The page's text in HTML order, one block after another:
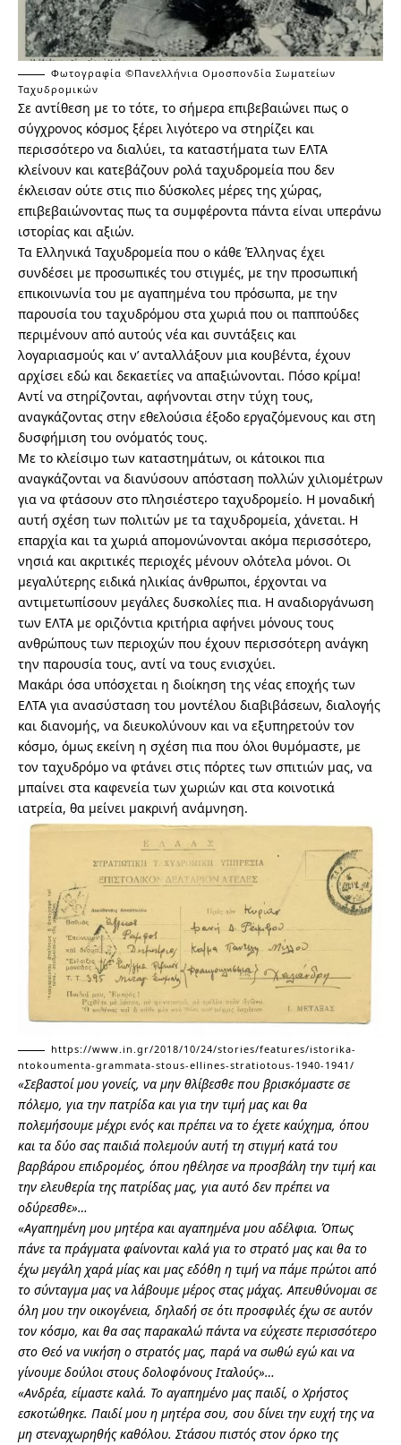
Φωτογραφία ©Πανελλήνια Ομοσπονδία Σωματείων
Ταχυδρομικών
Σε αντίθεση με το τότε, το σήμερα επιβεβαιώνει πως ο
σύγχρονος κόσμος ξέρει λιγότερο να στηρίζει και
περισσότερο να διαλύει, τα καταστήματα των ΕΛΤΑ
κλείνουν και κατεβάζουν ρολά ταχυδρομεία που δεν
έκλεισαν ούτε στις πιο δύσκολες μέρες της χώρας,
επιβεβαιώνοντας πως τα συμφέροντα πάντα είναι υπεράνω
ιστορίας και αξιών.
Τα Ελληνικά Ταχυδρομεία που ο κάθε Έλληνας έχει
συνδέσει με προσωπικές του στιγμές, με την προσωπική
επικοινωνία του με αγαπημένα του πρόσωπα, με την
παρουσία του ταχυδρόμου στα χωριά που οι παππούδες
περιμένουν από αυτούς νέα και συντάξεις και
λογαριασμούς και ν’ ανταλλάξουν μια κουβέντα, έχουν
αρχίσει εδώ και δεκαετίες να απαξιώνονται. Πόσο κρίμα!
Αντί να στηρίζονται, αφήνονται στην τύχη τους,
αναγκάζοντας στην εθελούσια έξοδο εργαζόμενους και στη
δυσφήμιση του ονόματός τους.
Με το κλείσιμο των καταστημάτων, οι κάτοικοι πια
αναγκάζονται να διανύσουν απόσταση πολλών χιλιομέτρων
για να φτάσουν στο πλησιέστερο ταχυδρομείο. Η μοναδική
αυτή σχέση των πολιτών με τα ταχυδρομεία, χάνεται. Η
επαρχία και τα χωριά απομονώνονται ακόμα περισσότερο,
νησιά και ακριτικές περιοχές μένουν ολότελα μόνοι. Οι
μεγαλύτερης ειδικά ηλικίας άνθρωποι, έρχονται να
αντιμετωπίσουν μεγάλες δυσκολίες πια. Η αναδιοργάνωση
των ΕΛΤΑ με οριζόντια κριτήρια αφήνει μόνους τους
ανθρώπους των περιοχών που έχουν περισσότερη ανάγκη
την παρουσία τους, αντί να τους ενισχύει.
Μακάρι όσα υπόσχεται η διοίκηση της νέας εποχής των
ΕΛΤΑ για ανασύσταση του μοντέλου διαβιβάσεων, διαλογής
και διανομής, να διευκολύνουν και να εξυπηρετούν τον
κόσμο, όμως εκείνη η σχέση πια που όλοι θυμόμαστε, με
τον ταχυδρόμο να φτάνει στις πόρτες των σπιτιών μας, να
μπαίνει στα καφενεία των χωριών και στα κοινοτικά
ιατρεία, θα μείνει μακρινή ανάμνηση.
https://www.in.gr/2018/10/24/stories/features/istorika-
ntokoumenta-grammata-stous-ellines-stratiotous-1940-1941/
«Σεβαστοί μου γονείς, να μην θλίβεσθε που βρισκόμαστε σε
πόλεμο, για την πατρίδα και για την τιμή μας και θα
πολεμήσουμε μέχρι ενός και πρέπει να το έχετε καύχημα, όπου
και τα δύο σας παιδιά πολεμούν αυτή τη στιγμή κατά του
βαρβάρου επιδρομέος, όπου ηθέλησε να προσβάλη την τιμή και
την ελευθερία της πατρίδας μας, για αυτό δεν πρέπει να
οδύρεσθε»…
«Αγαπημένη μου μητέρα και αγαπημένα μου αδέλφια. Όπως
πάνε τα πράγματα φαίνονται καλά για το στρατό μας και θα το
έχω μεγάλη χαρά μίας και μας εδόθη η τιμή να πάμε πρώτοι από
το σύνταγμα μας να λάβουμε μέρος στας μάχας. Απευθύνομαι σε
όλη μου την οικογένεια, δηλαδή σε ότι προσφιλές έχω σε αυτόν
τον κόσμο, και θα σας παρακαλώ πάντα να εύχεστε περισσότερο
στο Θεό να νικήση ο στρατός μας, παρά να σωθώ εγώ και να
γίνουμε δούλοι στους δολοφόνους Ιταλούς»…
«Ανδρέα, είμαστε καλά. Το αγαπημένο μας παιδί, ο Χρήστος
εσκοτώθηκε. Παιδί μου η μητέρα σου, σου δίνει την ευχή της να
μη στεναχωρηθής καθόλου. Στάσου πιστός στον όρκο της